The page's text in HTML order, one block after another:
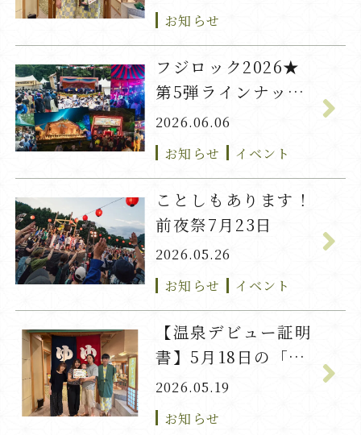
お知らせ
フジロック2026★
第5弾ラインナップ
発表！
2026.06.06
お知らせ
イベント
ことしもあります！
前夜祭7月23日
2026.05.26
お知らせ
イベント
【温泉デビュー証明
書】5月18日の「い
ろは」ちゃん
2026.05.19
お知らせ